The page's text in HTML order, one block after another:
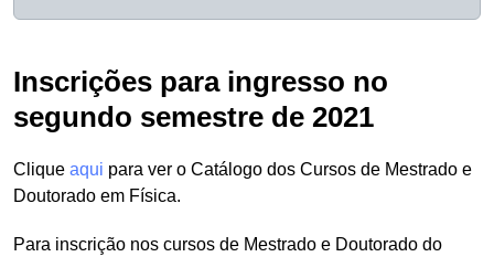
Inscrições para ingresso no
segundo semestre de 2021
Clique aqui para ver o Catálogo dos Cursos de Mestrado e
Doutorado em Física.
Para inscrição nos cursos de Mestrado e Doutorado do